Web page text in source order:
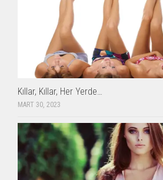
Kıllar, Kıllar, Her Yerde…
MART 30, 2023